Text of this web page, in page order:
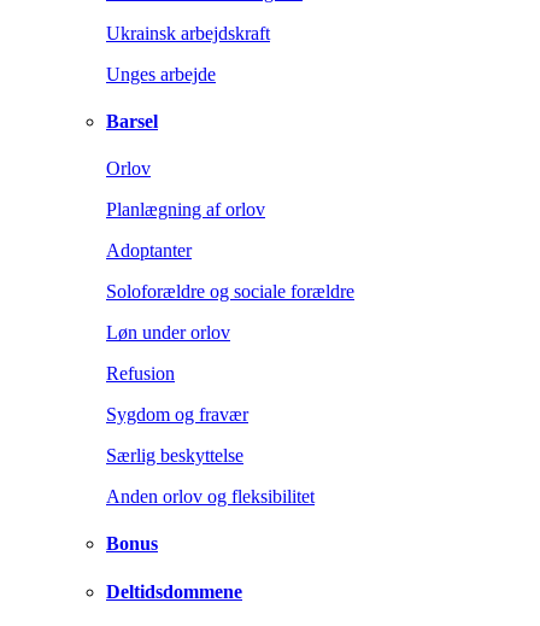
Ukrainsk arbejdskraft
Unges arbejde
Barsel
Orlov
Planlægning af orlov
Adoptanter
Soloforældre og sociale forældre
Løn under orlov
Refusion
Sygdom og fravær
Særlig beskyttelse
Anden orlov og fleksibilitet
Bonus
Deltidsdommene